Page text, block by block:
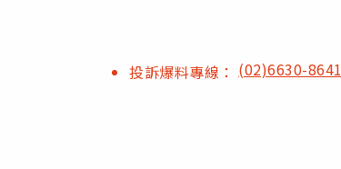
投訴爆料專線： (02)6630-8641